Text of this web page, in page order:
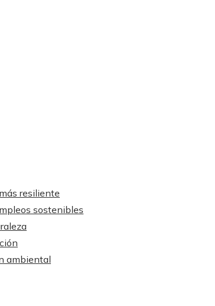
resiliente
sostenibles
ambiental